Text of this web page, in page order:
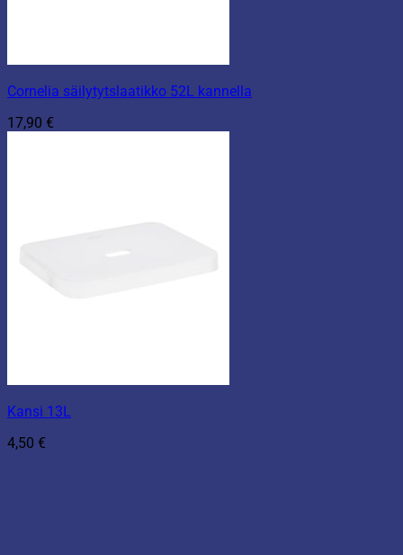
Cornelia säilytytslaatikko 52L kannella
17,90 €
Kansi 13L
4,50 €